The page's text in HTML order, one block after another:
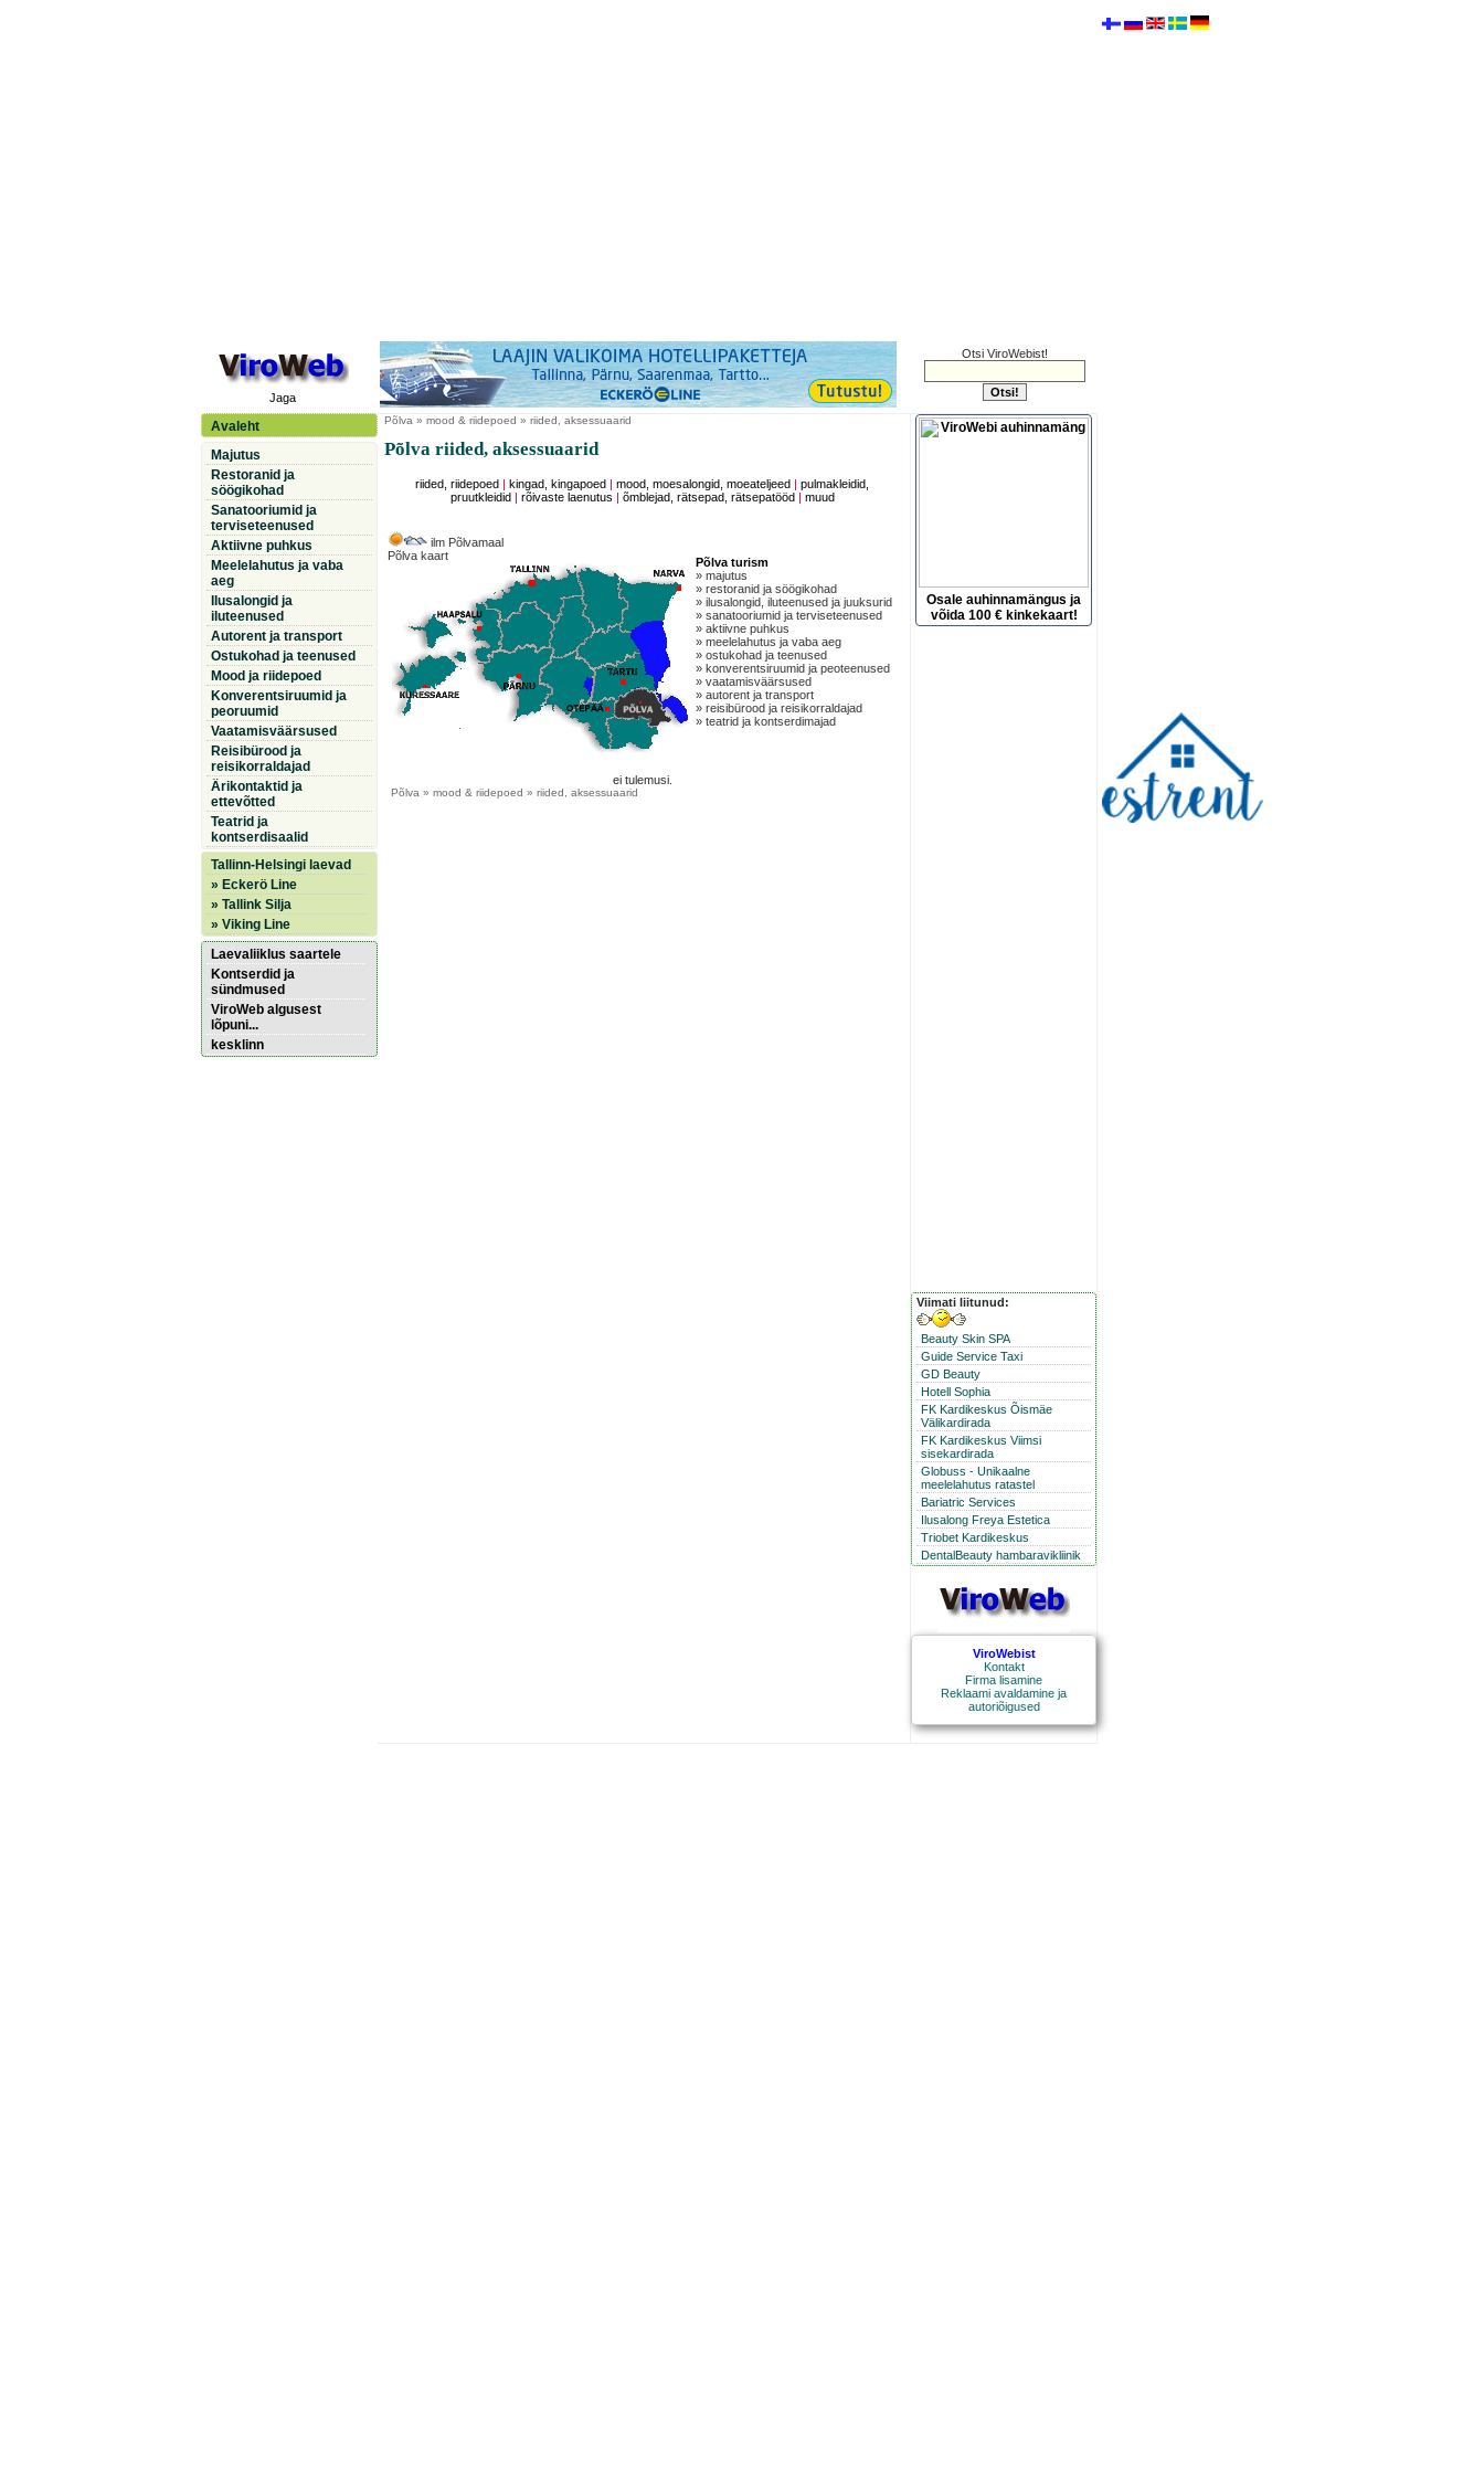
Jaga
Otsi ViroWebist!
Avaleht
Majutus
Restoranid ja
söögikohad
Sanatooriumid ja
terviseteenused
Aktiivne puhkus
Meelelahutus ja vaba
aeg
Ilusalongid ja
iluteenused
Autorent ja transport
Ostukohad ja teenused
Mood ja riidepoed
Konverentsiruumid ja
peoruumid
Vaatamisväärsused
Reisibürood ja
reisikorraldajad
Ärikontaktid ja
ettevõtted
Teatrid ja
kontserdisaalid
Tallinn-Helsingi laevad
» Eckerö Line
» Tallink Silja
» Viking Line
Laevaliiklus saartele
Kontserdid ja
sündmused
ViroWeb algusest
lõpuni...
kesklinn
Põlva » mood & riidepoed » riided, aksessuaarid
Põlva riided, aksessuaarid
riided, riidepoed kingad, kingapoed |mood, moesalongid, moeateljeed |pulmakleidid,
pruutkleidid
rõivaste laenutus õmblejad, rätsepad, rätsepatööd muud
ilm Põlvamaal
Põlva kaart
Põlva turism
» majutus
» restoranid ja söögikohad
» ilusalongid, iluteenused ja juuksurid
» sanatooriumid ja terviseteenused
» aktiivne puhkus
» meelelahutus ja vaba aeg
» ostukohad ja teenused
» konverentsiruumid ja peoteenused
» vaatamisväärsused
» autorent ja transport
» reisibürood ja reisikorraldajad
» teatrid ja kontserdimajad
ei tulemusi.
Põlva » mood & riidepoed » riided, aksessuaarid
Osale auhinnamängus ja
võida 100 € kinkekaart!
Viimati liitunud:
Beauty Skin SPA
Guide Service Taxi
GD Beauty
Hotell Sophia
FK Kardikeskus Õismäe
Välikardirada
FK Kardikeskus Viimsi
sisekardirada
Globuss - Unikaalne
meelelahutus ratastel
Bariatric Services
Ilusalong Freya Estetica
Triobet Kardikeskus
DentalBeauty hambaravikliinik
ViroWebist
Kontakt
Firma lisamine
Reklaami avaldamine ja
autoriõigused